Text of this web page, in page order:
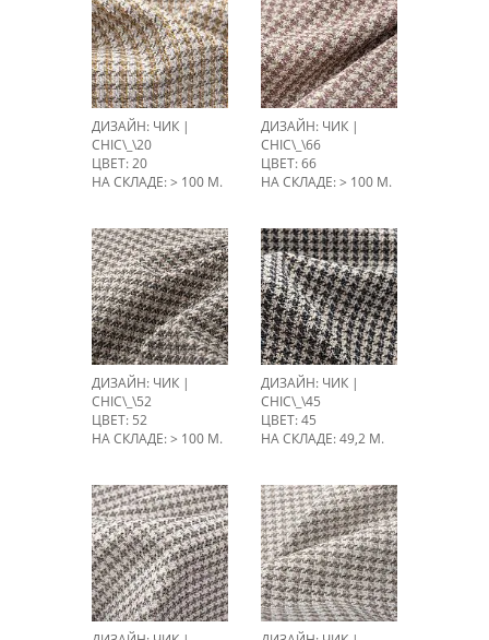
ДИЗАЙН: ЧИК |
CHIC\_\20
ЦВЕТ: 20
НА СКЛАДЕ: > 100 М.
ДИЗАЙН: ЧИК |
CHIC\_\66
ЦВЕТ: 66
НА СКЛАДЕ: > 100 М.
ДИЗАЙН: ЧИК |
CHIC\_\52
ЦВЕТ: 52
НА СКЛАДЕ: > 100 М.
ДИЗАЙН: ЧИК |
CHIC\_\45
ЦВЕТ: 45
НА СКЛАДЕ: 49,2 М.